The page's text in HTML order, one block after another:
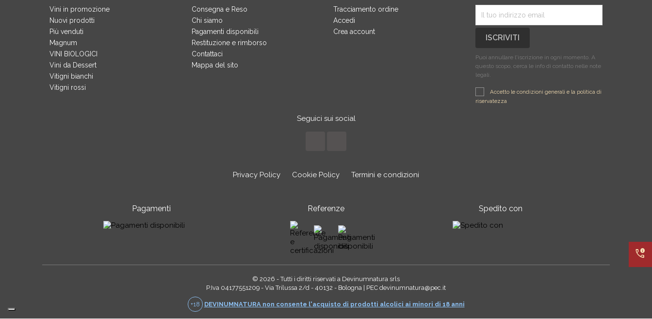
Vini in promozione
Nuovi prodotti
Più venduti
Magnum
VINI BIOLOGICI
Vini da Dessert
Vitigni bianchi
Vitigni rossi
Consegna e Reso
Chi siamo
Pagamenti disponibili
Restituzione e rimborso
Contattaci
Mappa del sito
Tracciamento ordine
Accedi
Crea account
Puoi annullare l'iscrizione in ogni momento. A
questo scopo, cerca le info di contatto nelle note
legali.
Accetto le condizioni generali e la politica di
riservatezza
Seguici sui social
Privacy Policy Cookie Policy Termini e condizioni
Pagamenti Referenze Spedito con
© 2026 - Tutti i diritti riservati a Devinumnatura srls
P.Iva 04177551209 - Via Trilussa 2/d - 40132 - Bologna | PEC devinumnatura@pec.it
+18 DEVINUMNATURA non consente l'acquisto di prodotti alcolici ai minori di 18 anni
call_quality